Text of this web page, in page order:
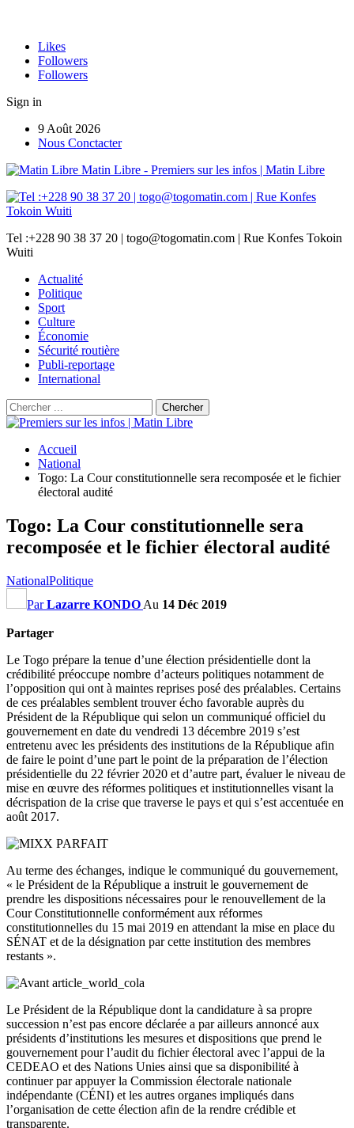
Likes
Followers
Followers
Sign in
9 Août 2026
Nous Conctacter
Matin Libre - Premiers sur les infos | Matin Libre
Tel :+228 90 38 37 20 | togo@togomatin.com | Rue Konfes Tokoin
Wuiti
Actualité
Politique
Sport
Culture
Économie
Sécurité routière
Publi-reportage
International
Accueil
National
Togo: La Cour constitutionnelle sera recomposée et le fichier
électoral audité
Togo: La Cour constitutionnelle sera
recomposée et le fichier électoral audité
NationalPolitique
ParLazarre KONDO Au 14 Déc 2019
Partager
Le Togo prépare la tenue d’une élection présidentielle dont la
crédibilité préoccupe nombre d’acteurs politiques notamment de
l’opposition qui ont à maintes reprises posé des préalables. Certains
de ces préalables semblent trouver écho favorable auprès du
Président de la République qui selon un communiqué officiel du
gouvernement en date du vendredi 13 décembre 2019 s’est
entretenu avec les présidents des institutions de la République afin
de faire le point d’une part le point de la préparation de l’élection
présidentielle du 22 février 2020 et d’autre part, évaluer le niveau de
mise en œuvre des réformes politiques et institutionnelles visant la
décrispation de la crise que traverse le pays et qui s’est accentuée en
août 2017.
Au terme des échanges, indique le communiqué du gouvernement,
« le Président de la République a instruit le gouvernement de
prendre les dispositions nécessaires pour le renouvellement de la
Cour Constitutionnelle conformément aux réformes
constitutionnelles du 15 mai 2019 en attendant la mise en place du
SÉNAT et de la désignation par cette institution des membres
restants ».
Le Président de la République dont la candidature à sa propre
succession n’est pas encore déclarée a par ailleurs annoncé aux
présidents d’institutions les mesures et dispositions que prend le
gouvernement pour l’audit du fichier électoral avec l’appui de la
CEDEAO et des Nations Unies ainsi que sa disponibilité à
continuer par appuyer la Commission électorale nationale
indépendante (CÉNI) et les autres organes impliqués dans
l’organisation de cette élection afin de la rendre crédible et
transparente.